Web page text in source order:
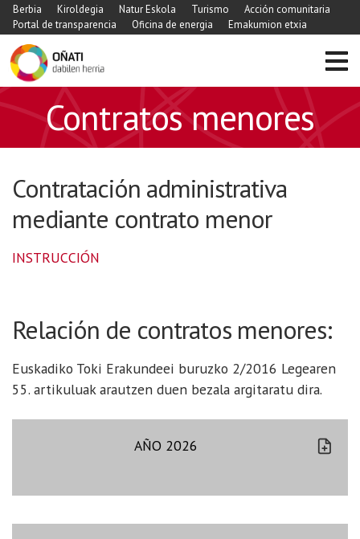
Berbia Kiroldegia Natur Eskola Turismo
Acción comunitaria
Portal de transparencia
Oficina de energia Emakumion etxia
Contratos menores
Contratación administrativa
mediante contrato menor
INSTRUCCIÓN
Relación de contratos menores:
Euskadiko Toki Erakundeei buruzko 2/2016 Legearen
55. artikuluak arautzen duen bezala argitaratu dira.
AÑO 2026